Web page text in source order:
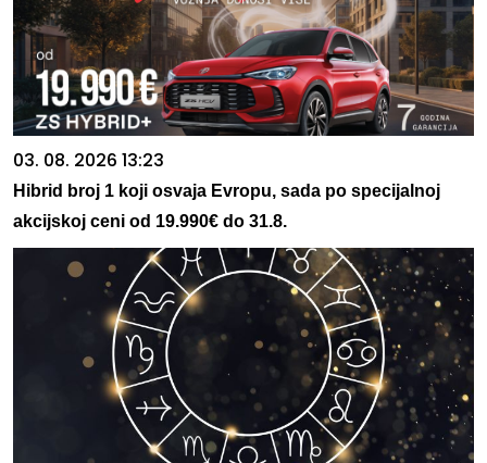
03. 08. 2026 13:23
Hibrid broj 1 koji osvaja Evropu, sada po specijalnoj
akcijskoj ceni od 19.990€ do 31.8.